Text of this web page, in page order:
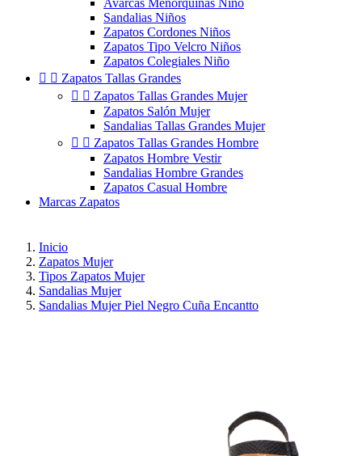
Avarcas Menorquinas Niño
Sandalias Niños
Zapatos Cordones Niños
Zapatos Tipo Velcro Niños
Zapatos Colegiales Niño
  Zapatos Tallas Grandes
  Zapatos Tallas Grandes Mujer
Zapatos Salón Mujer
Sandalias Tallas Grandes Mujer
  Zapatos Tallas Grandes Hombre
Zapatos Hombre Vestir
Sandalias Hombre Grandes
Zapatos Casual Hombre
Marcas Zapatos
Inicio
Zapatos Mujer
Tipos Zapatos Mujer
Sandalias Mujer
Sandalias Mujer Piel Negro Cuña Encantto